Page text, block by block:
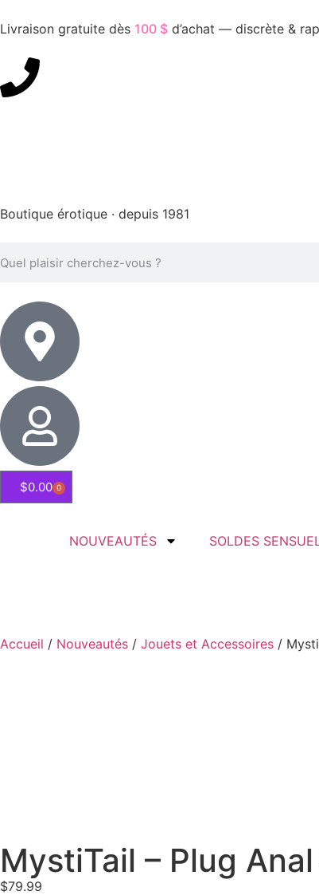
Livraison gratuite dès 100 $ d’achat — discrète &
Boutique érotique · depuis 1981
$0.00 0
NOUVEAUTÉS SOLDES
Accueil / Nouveautés / Jouets et Accessoires /
MystiTail – Plug
$79.99